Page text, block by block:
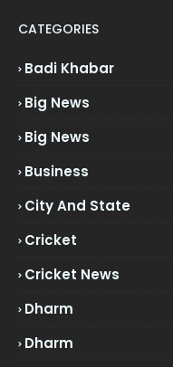
CATEGORIES
Badi Khabar
Big News
Big News
Business
City And State
Cricket
Cricket News
Dharm
Dharm